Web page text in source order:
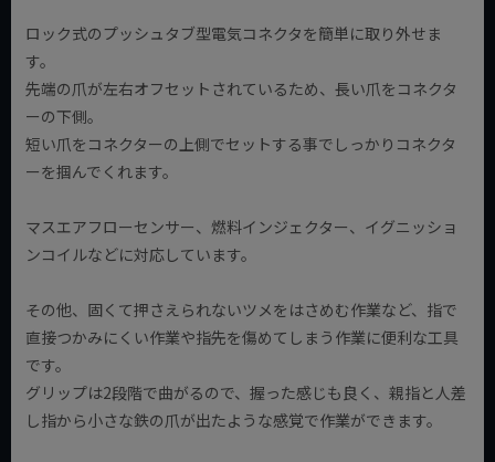
ロック式のプッシュタブ型電気コネクタを簡単に取り外せま
す。
先端の爪が左右オフセットされているため、長い爪をコネクタ
ーの下側。
短い爪をコネクターの上側でセットする事でしっかりコネクタ
ーを掴んでくれます。
マスエアフローセンサー、燃料インジェクター、イグニッショ
ンコイルなどに対応しています。
その他、固くて押さえられないツメをはさめむ作業など、指で
直接つかみにくい作業や指先を傷めてしまう作業に便利な工具
です。
グリップは2段階で曲がるので、握った感じも良く、親指と人差
し指から小さな鉄の爪が出たような感覚で作業ができます。